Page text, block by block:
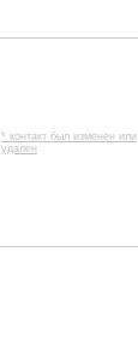
* контакт был изменен или
удален